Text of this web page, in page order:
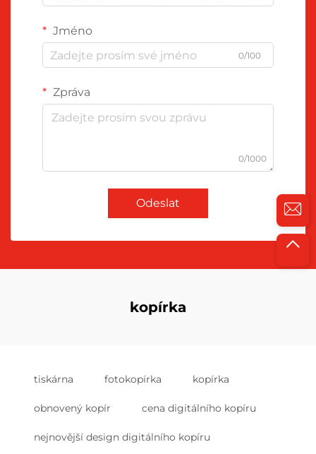
Jméno
0/100
Zpráva
0/1000
Odeslat
kopírka
tiskárna fotokopírka kopírka
obnovený kopír cena digitálního kopíru
nejnovější design digitálního kopíru